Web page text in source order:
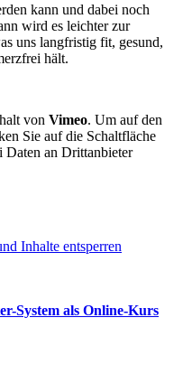
kann und dabei noch
wird es leichter zur
uns langfristig fit, gesund,
hält.
von Vimeo. Um auf den
Sie auf die Schaltfläche
Daten an Drittanbieter
Inhalte entsperren
System als Online-Kurs